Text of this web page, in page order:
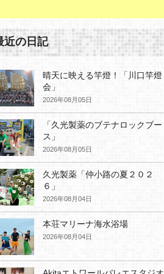
近の日記
晴天に映える竿燈！「川口竿燈
会」
2026年08月05日
「久光製薬のブテナロックブー
ス」
2026年08月05日
久光製薬「仲小路の夏２０２
６」
2026年08月04日
本荘マリーナ海水浴場
2026年08月04日